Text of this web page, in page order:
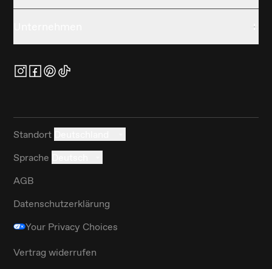
Standort
Sprache
AGB
Datenschutzerklärung
Your Privacy Choices
Vertrag widerrufen